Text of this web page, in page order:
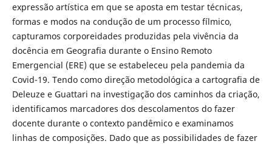
expressão artística em que se aposta em testar técnicas,
formas e modos na condução de um processo fílmico,
capturamos corporeidades produzidas pela vivência da
docência em Geografia durante o Ensino Remoto
Emergencial (ERE) que se estabeleceu pela pandemia da
Covid-19. Tendo como direção metodológica a cartografia de
Deleuze e Guattari na investigação dos caminhos da criação,
identificamos marcadores dos descolamentos do fazer
docente durante o contexto pandêmico e examinamos
linhas de composições. Dado que as possibilidades de fazer